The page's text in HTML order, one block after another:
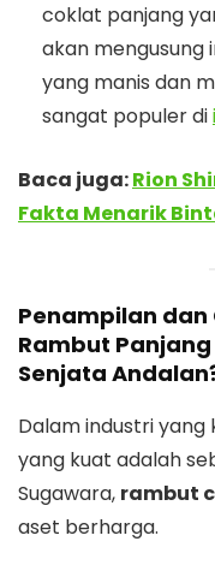
coklat panjang
akan mengusung
yang manis dan
sangat populer di
Baca juga:Rion
Fakta Menarik
Penampilan dan
Rambut
Senjata
Dalam industri
yang kuat adalah
Sugawara, rambut
aset berharga.